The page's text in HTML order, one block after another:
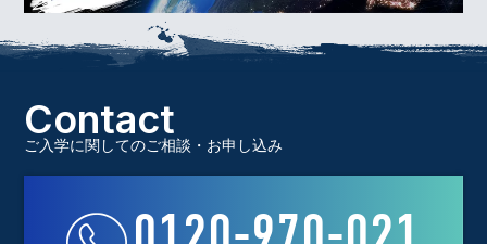
Contact
ご入学に関してのご相談・お申し込み